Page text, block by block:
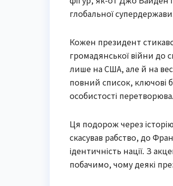
глобальної
Кожен президент
громадянської війни до
лише на США, але й на
повний список, ключові
особистості
Ця подорож через
скасував рабство, до
ідентичність нації. З
побачимо, чому деякі